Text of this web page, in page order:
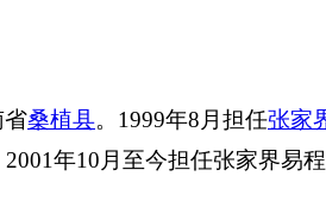
桑植县。1999年8月担任张家
年10月至今担任张家界易